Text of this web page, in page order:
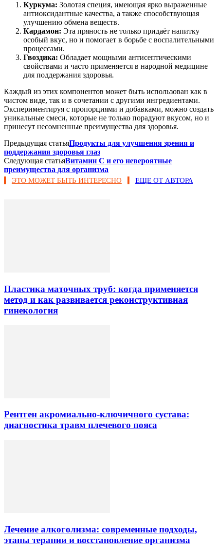
Куркума: Золотая специя, имеющая ярко выраженные
антиоксидантные качества, а также способствующая
улучшению обмена веществ.
Кардамон: Эта пряность не только придаёт напитку
особый вкус, но и помогает в борьбе с воспалительными
процессами.
Гвоздика: Обладает мощными антисептическими
свойствами и часто применяется в народной медицине
для поддержания здоровья.
Каждый из этих компонентов может быть использован как в
чистом виде, так и в сочетании с другими ингредиентами.
Экспериментируя с пропорциями и добавками, можно создать
уникальные смеси, которые не только порадуют вкусом, но и
принесут несомненные преимущества для здоровья.
Предыдущая статьяПродукты для улучшения зрения и
поддержания здоровья глаз
Следующая статьяВитамин C и его невероятные
преимущества для организма
ЭТО МОЖЕТ БЫТЬ ИНТЕРЕСНО ЕЩЕ ОТ АВТОРА
Пластика маточных труб: когда применяется
метод и как развивается реконструктивная
гинекология
Рентген акромиально-ключичного сустава:
диагностика травм плечевого пояса
Лечение алкоголизма: современные подходы,
этапы терапии и восстановление организма